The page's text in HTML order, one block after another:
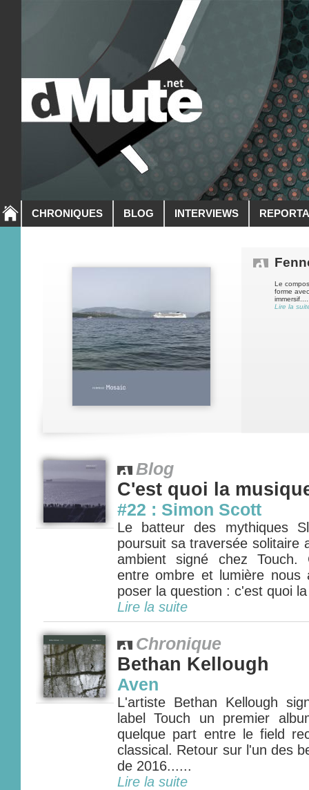
CHRONIQUES BLOG INTERVIEWS
Le
forme
Lire la
Blog
C'est quoi la
#22 : Simon Scott
Le batteur des mythiques
poursuit sa traversée solitaire
ambient signé chez Touch.
entre ombre et lumière nous
poser la question : c'est quoi
Lire la suite
Chronique
Bethan Kellough
Aven
L'artiste Bethan Kellough
label Touch un premier
quelque part entre le field
classical. Retour sur l'un des
de 2016......
Lire la suite